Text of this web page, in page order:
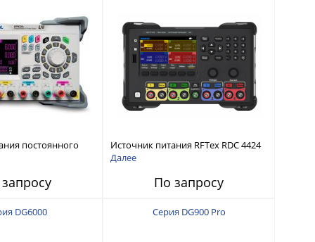
постоянного
до 210 Вт
Источник питания RFTex RDC 4424
4 канала, 32 В/3.2 А
Далее
По запросу
DG6000 Серия DG900 Pro